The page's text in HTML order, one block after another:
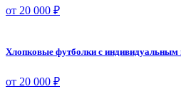
от 20 000 ₽
Хлопковые футболки с индивидуальным
от 20 000 ₽